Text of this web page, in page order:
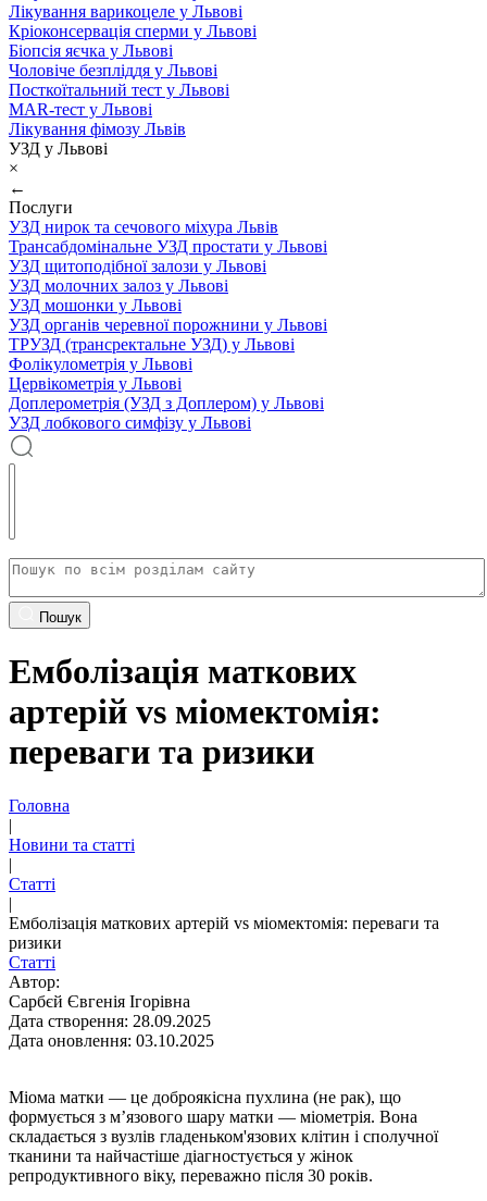
Лікування варикоцеле у Львові
Кріоконсервація сперми у Львові
Біопсія яєчка у Львові
Чоловіче безпліддя у Львові
Посткоїтальний тест у Львові
MAR-тест у Львові
Лікування фімозу Львів
УЗД у Львові
×
←
Послуги
УЗД нирок та сечового міхура Львів
Трансабдомінальне УЗД простати у Львові
УЗД щитоподібної залози у Львові
УЗД молочних залоз у Львові
УЗД мошонки у Львові
УЗД органів черевної порожнини у Львові
ТРУЗД (трансректальне УЗД) у Львові
Фолікулометрія у Львові
Цервікометрія у Львові
Доплерометрія (УЗД з Доплером) у Львові
УЗД лобкового симфізу у Львові
Пошук
Емболізація маткових
артерій vs міомектомія:
переваги та ризики
Головна
|
Новини та статті
|
Статті
|
Емболізація маткових артерій vs міомектомія: переваги та
ризики
Статті
Автор:
Сарбєй Євгенія Ігорівна
Дата створення: 28.09.2025
Дата оновлення: 03.10.2025
Міома матки — це доброякісна пухлина (не рак), що
формується з м’язового шару матки — міометрія. Вона
складається з вузлів гладеньком'язових клітин і сполучної
тканини та найчастіше діагностується у жінок
репродуктивного віку, переважно після 30 років.